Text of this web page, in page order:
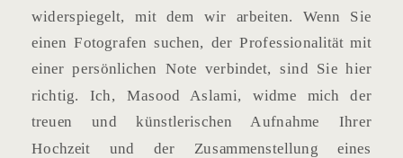
widerspiegelt, mit dem wir arbeiten. Wenn Sie
einen Fotografen suchen, der Professionalität mit
einer persönlichen Note verbindet, sind Sie hier
richtig. Ich, Masood Aslami, widme mich der
treuen und künstlerischen Aufnahme Ihrer
Hochzeit und der Zusammenstellung eines